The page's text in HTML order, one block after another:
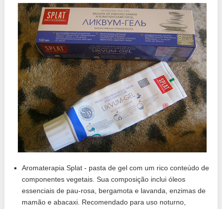
Aromaterapia Splat - pasta de gel com um rico conteúdo de
componentes vegetais. Sua composição inclui óleos
essenciais de pau-rosa, bergamota e lavanda, enzimas de
mamão e abacaxi. Recomendado para uso noturno,